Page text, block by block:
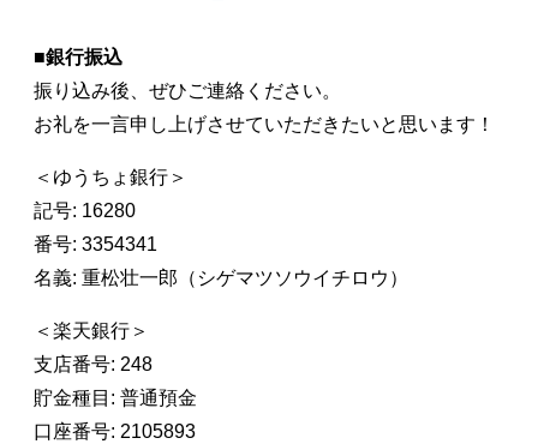
■銀行振込
振り込み後、ぜひご連絡ください。
お礼を一言申し上げさせていただきたいと思います！
＜ゆうちょ銀行＞
記号: 16280
番号: 3354341
名義: 重松壮一郎（シゲマツソウイチロウ）
＜楽天銀行＞
支店番号: 248
貯金種目: 普通預金
口座番号: 2105893